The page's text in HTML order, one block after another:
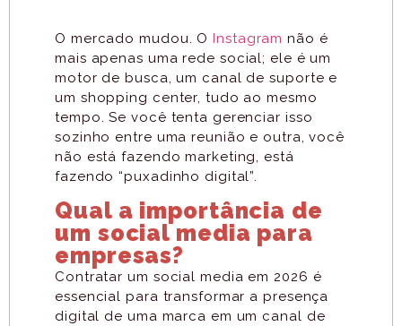
O mercado mudou. O Instagram não é
mais apenas uma rede social; ele é um
motor de busca, um canal de suporte e
um shopping center, tudo ao mesmo
tempo. Se você tenta gerenciar isso
sozinho entre uma reunião e outra, você
não está fazendo marketing, está
fazendo “puxadinho digital”.
Qual a importância de
um social media para
empresas?
Contratar um social media em 2026 é
essencial para transformar a presença
digital de uma marca em um canal de